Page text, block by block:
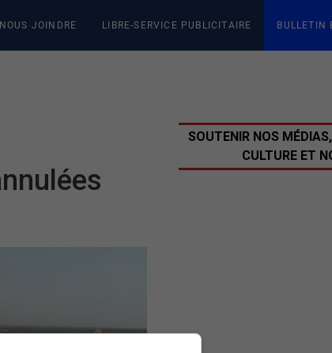
NOUS JOINDRE LIBRE-SERVICE PUBLICITAIRE BULLETIN
SOUTENIR NOS
CULTURE ET